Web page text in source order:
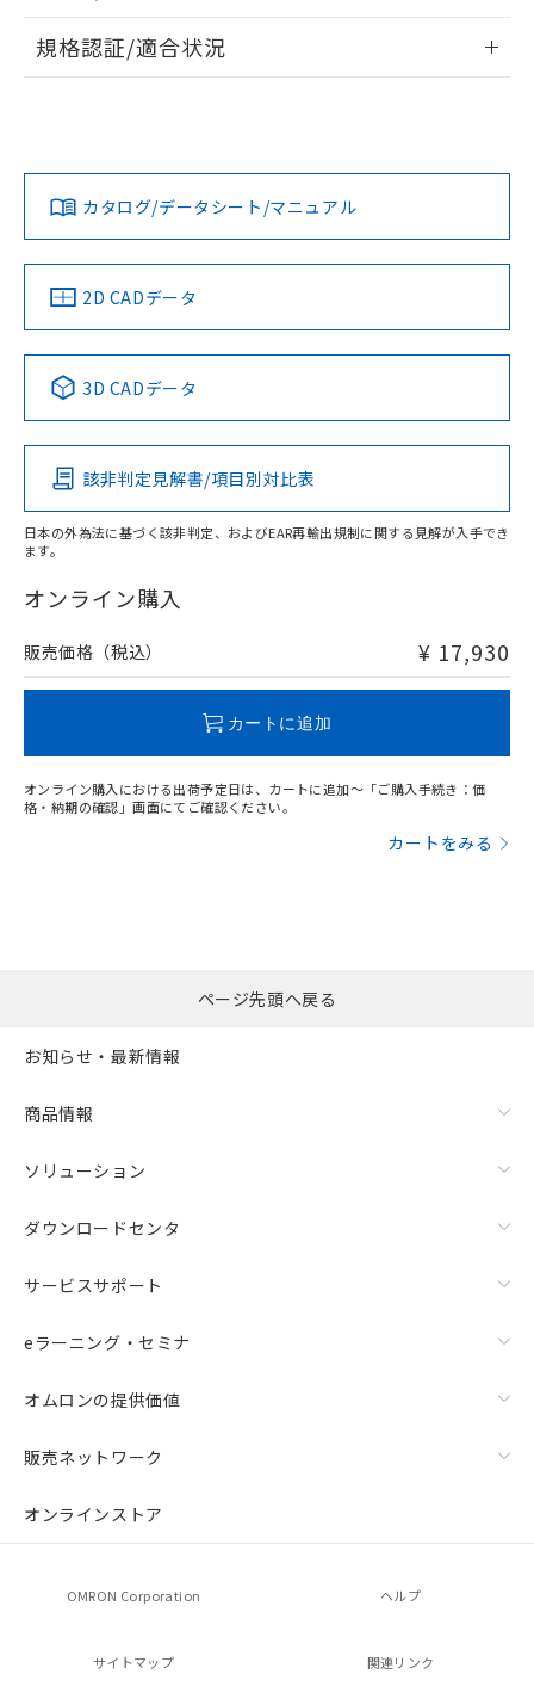
タイムチャート
A: 90mm以上、B: 50mm以上
上、n: 70mm以上
検出領域
ログイン/会員登録
ダウンロードデータをご利用いただく前に、以下を必ずお読
みください。
ソフトウェアの使用条件
EU RoHS 注意事項・凡例
対応済み
中国 RoHS 注意事項・凡例
Pb Hg Cd Cr(VI)
O
在庫等で未対応品が混在する可能性があります。
問い合わせください。
規格認証/適合状況
LR型式承認
（イギリス
船舶規格）
DNV型式承認
（ノルウェー
BV型式承認
（フランス
KR型式
（韓国
No No No No
この製品の規格認証/適合状況ページへ
その他の認証はこちらのページからご検索ください
カタログ/データシート/マニュアル
2D CADデータ
3D CADデータ
該非判定見解書/項目別対比表
日本の外為法に基づく該非判定、およびEAR再輸出規制に関する見解が入手でき
ます。
オンライン購入
販売価格（税込） ¥ 17,930
カートに追加
オンライン購入における出荷予定日は、カートに追加～「ご購入手続き：価
格・納期の確認」画面にてご確認ください。
カートをみる
ページ先頭へ戻る
お知らせ・最新情報
商品情報
ソリューション
ダウンロードセンタ
サービスサポート
eラーニング・セミナ
オムロンの提供価値
販売ネットワーク
オンラインストア
OMRON Corporation ヘルプ
サイトマップ 関連リンク